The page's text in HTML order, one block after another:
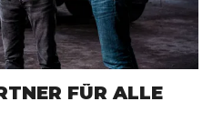
FÜR ALLE